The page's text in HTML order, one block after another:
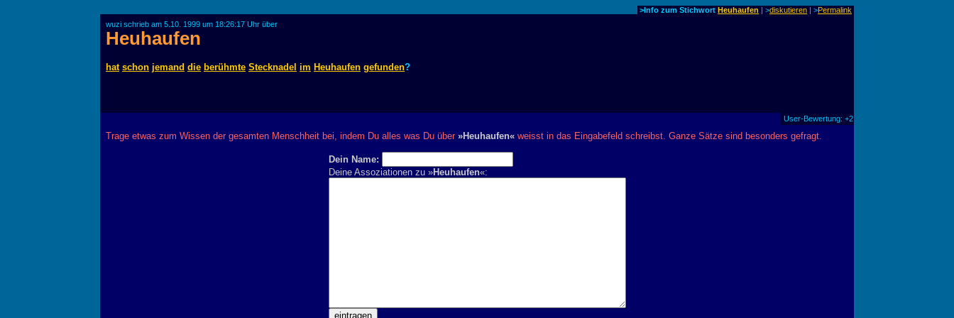
>Info zum Stichwort Heuhaufen | >diskutieren | >Permalink
wuzi schrieb am 5.10. 1999 um 18:26:17 Uhr über
Heuhaufen
hat schon jemand die berühmte Stecknadel im Heuhaufen gefunden?
User-Bewertung: +2
Trage etwas zum Wissen der gesamten Menschheit bei, indem Du alles was Du über »Heuhaufen« weisst in das Eingabefeld schreibst. Ganze Sätze sind besonders gefragt.
Dein Name:
Deine Assoziationen zu »Heuhaufen«: